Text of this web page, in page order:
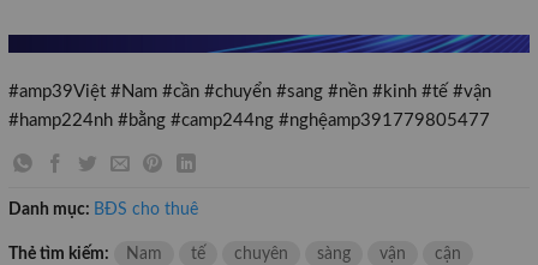
#amp39Việt #Nam #cần #chuyển #sang #nền #kinh #tế #vận
#hamp224nh #bằng #camp244ng #nghệamp391779805477
Danh mục: BĐS cho thuê
Thẻ tìm kiếm: Nam tế chuyên sàng vận cận